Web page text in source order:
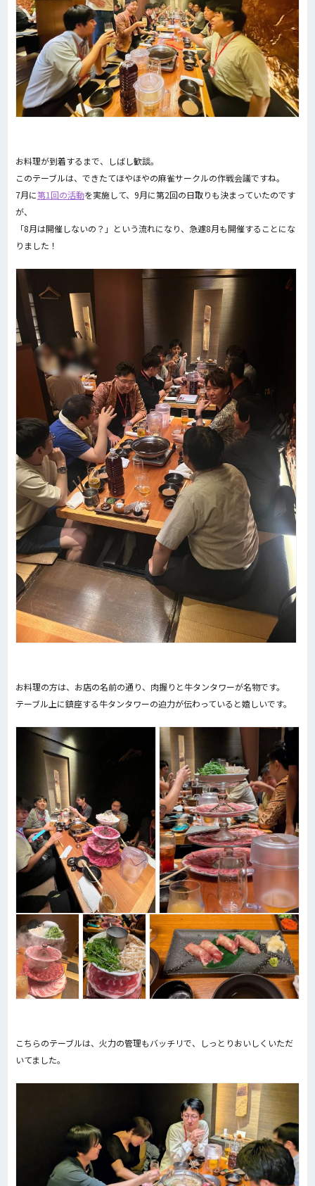
お料理が到着するまで、しばし歓談。
このテーブルは、できたてほやほやの麻雀サークルの作戦会議ですね。
7月に第1回の活動を実施して、9月に第2回の日取りも決まっていたのです
が、
「8月は開催しないの？」という流れになり、急遽8月も開催することにな
りました！
お料理の方は、お店の名前の通り、肉握りと牛タンタワーが名物です。
テーブル上に鎮座する牛タンタワーの迫力が伝わっていると嬉しいです。
こちらのテーブルは、火力の管理もバッチリで、しっとりおいしくいただ
いてました。